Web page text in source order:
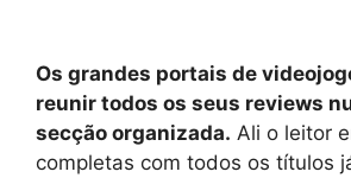
Os grandes portais de
reunir todos os seus reviews
secção organizada. Ali o leitor
completas com todos os títulos